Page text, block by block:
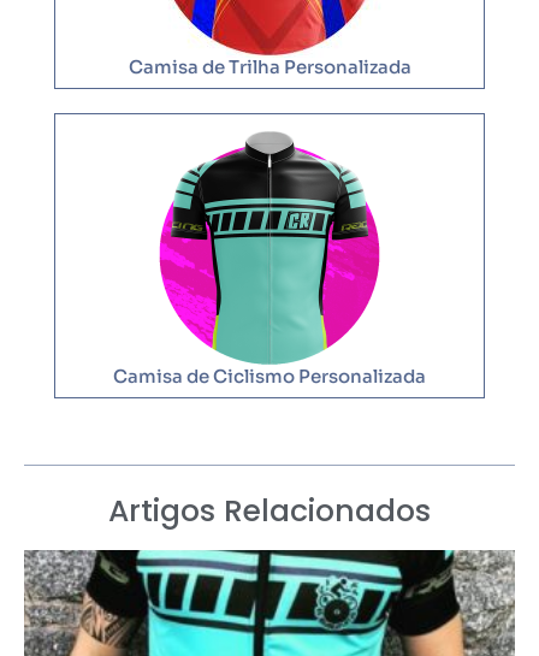
Camisa de Trilha Personalizada
Camisa de Ciclismo Personalizada
Artigos Relacionados